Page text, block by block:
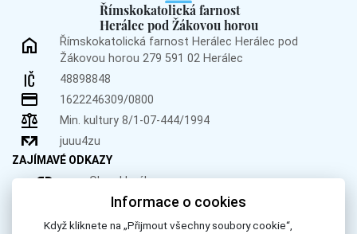
Římskokatolická farnost
Herálec pod Žákovou horou
Římskokatolická farnost Herálec Herálec pod
Žákovou horou 279 591 02 Herálec
48898848
1622246309/0800
Min. kultury 8/1-07-444/1994
juuu4zu
ZAJÍMAVÉ ODKAZY
Obec Herálec
Obec Křižánky
Donátor.cz
Informace o cookies
Když kliknete na „Přijmout všechny soubory cookie“,